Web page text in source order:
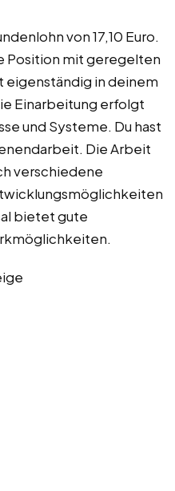
von 17,10 Euro.
Position mit geregelten
in deinem
Einarbeitung erfolgt
und Systeme. Du hast
Die Arbeit
verschiedene
bietet gute